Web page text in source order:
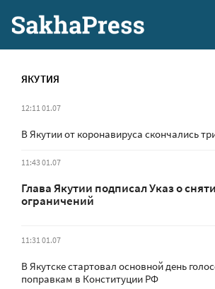
ЯКУТИЯ
12:11 01.07
В Якутии от коронавируса скончались
11:43 01.07
Глава Якутии подписал Указ о
ограничений
11:31 01.07
В Якутске стартовал основной день
поправкам в Конституции РФ